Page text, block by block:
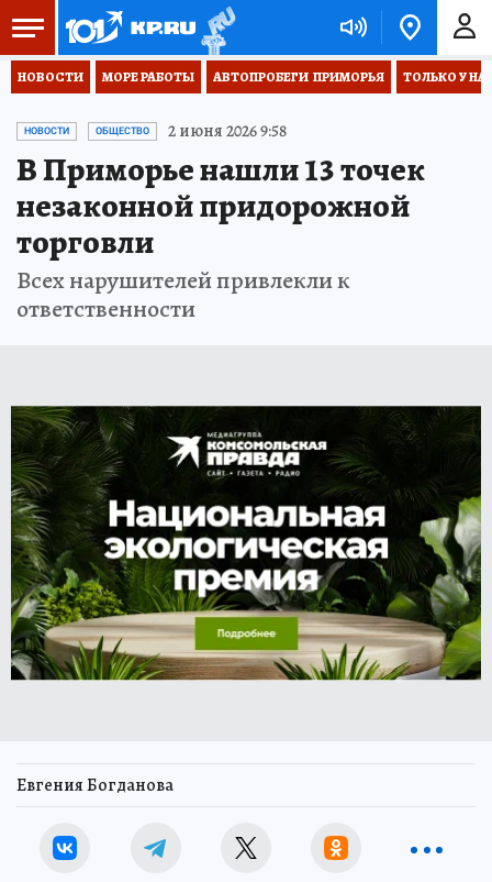
НОВОСТИ МОРЕ РАБОТЫ АВТОПРОБЕГИ  ПРИМОРЬЯ ТОЛЬКО У
НОВОСТИ ОБЩЕСТВО 2 июня 2026 9:58
В Приморье нашли 13 точек
незаконной придорожной
торговли
Всех нарушителей привлекли к
ответственности
Евгения Богданова